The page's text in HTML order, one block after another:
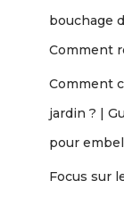
bouchage
Comment
Comment
jardin ? |
pour
Focus sur